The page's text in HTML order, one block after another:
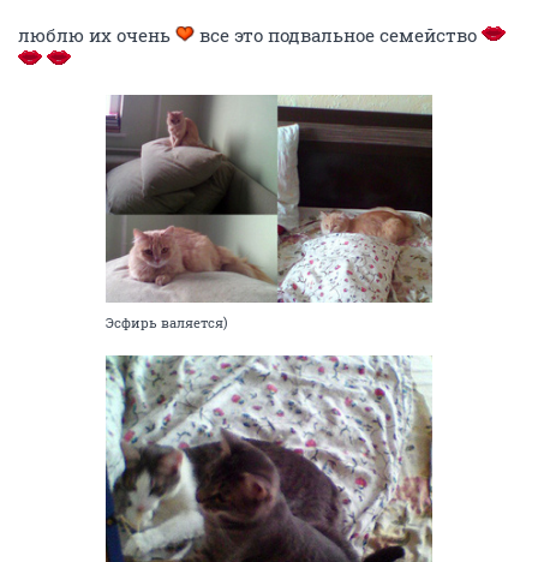
люблю их очень
все это подвальное семейство
Эсфирь валяется)